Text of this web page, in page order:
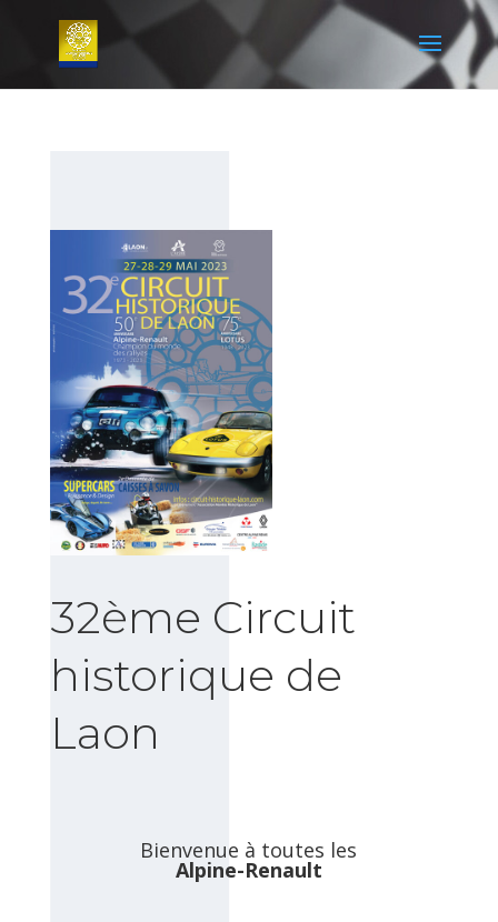
32ème Circuit
historique de
Laon
Bienvenue à toutes les
Alpine-Renault